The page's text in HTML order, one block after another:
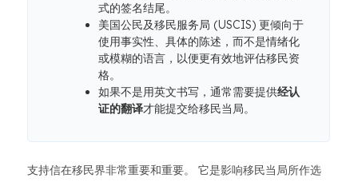
式的签名结尾。
美国公民及移民服务局 (USCIS) 更倾向于
使用事实性、具体的陈述，而不是情绪化
或模糊的语言，以便更有效地评估移民资
格。
如果不是用英文书写，通常需要提供经认
证的翻译才能提交给移民当局。
支持信在移民界非常重要和重要。 它是影响移民当局所作选